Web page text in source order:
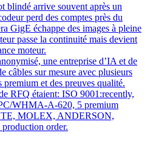
blindé arrive souvent après un
perd des comptes près du
GigE échappe des images à pleine
passe la continuité mais devient
moteur.
une entreprise d’IA et de
câbles sur mesure avec plusieurs
premium et des preuves qualité.
RFQ étaient: ISO 9001:recently,
WHMA-A-620, 5 premium
TE, MOLEX, ANDERSON,
order.